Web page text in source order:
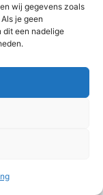
wij gegevens zoals
je geen
dit een nadelige